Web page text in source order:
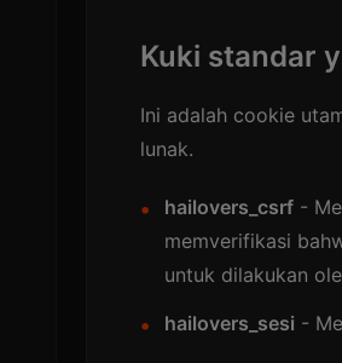
Kuki standar
Ini adalah cookie
lunak.
hailovers_csrf -
memverifikasi
untuk dilakukan
hailovers_sesi -